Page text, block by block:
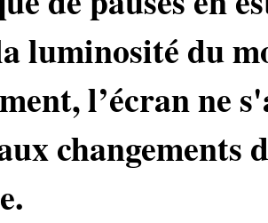
luminosité du
l’écran ne
changements